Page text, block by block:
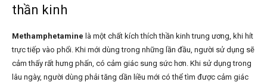
thần kinh
Methamphetamine là một chất kích thích thần kinh trung ương, khi hít
trực tiếp vào phổi. Khi mới dùng trong những lần đầu, người sử dụng sẽ
cảm thấy rất hưng phấn, có cảm giác sung sức hơn. Khi sử dụng trong
lâu ngày, người dùng phải tăng dần liều mới có thể tìm được cảm giác